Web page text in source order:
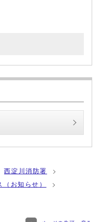
西淀川消防署
（お知らせ）